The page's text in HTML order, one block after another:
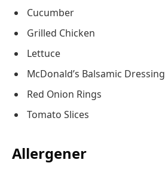
Cucumber
Grilled Chicken
Lettuce
McDonald’s Balsamic Dressing
Red Onion Rings
Tomato Slices
Allergener